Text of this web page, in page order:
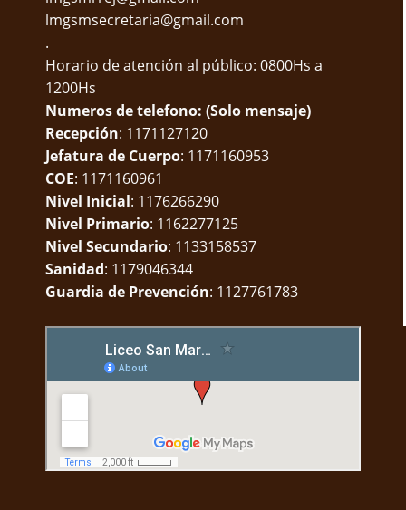
lmgsmsecretaria@gmail.com
.
Horario de atención al público: 0800Hs a
1200Hs
Numeros de telefono: (Solo mensaje)
Recepción: 1171127120
Jefatura de Cuerpo: 1171160953
COE: 1171160961
Nivel Inicial: 1176266290
Nivel Primario: 1162277125
Nivel Secundario: 1133158537
Sanidad: 1179046344
Guardia de Prevención: 1127761783